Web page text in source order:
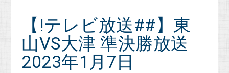
【!テレビ放送##】東
山VS大津 準決勝放送
2023年1月7日